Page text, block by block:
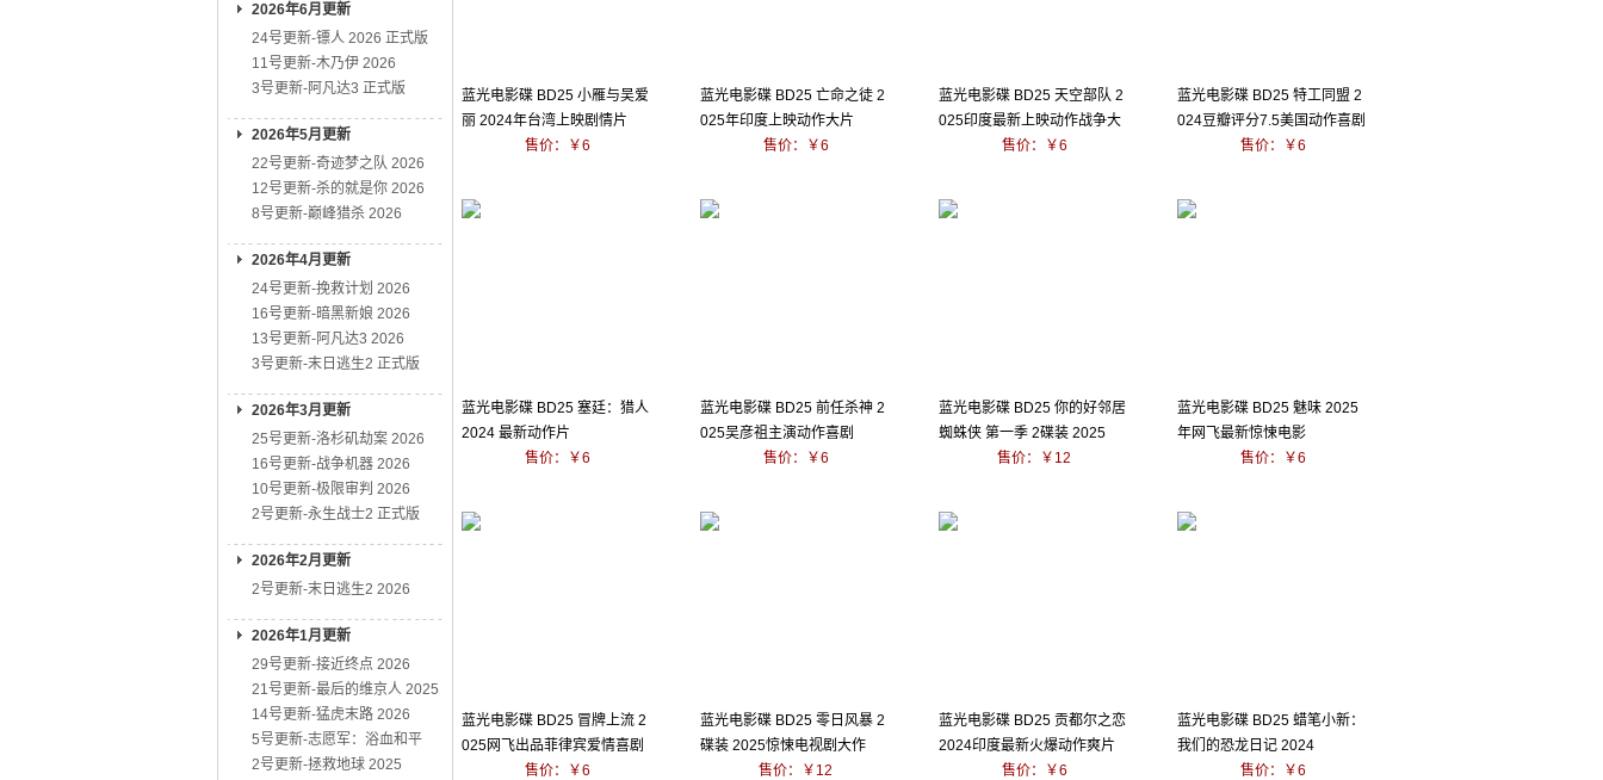
2026年6月更新
24号更新-镖人 2026 正式版
11号更新-木乃伊 2026
3号更新-阿凡达3 正式版
2026年5月更新
22号更新-奇迹梦之队 2026
12号更新-杀的就是你 2026
8号更新-巅峰猎杀 2026
2026年4月更新
24号更新-挽救计划 2026
16号更新-暗黑新娘 2026
13号更新-阿凡达3 2026
3号更新-末日逃生2 正式版
2026年3月更新
25号更新-洛杉矶劫案 2026
16号更新-战争机器 2026
10号更新-极限审判 2026
2号更新-永生战士2 正式版
2026年2月更新
2号更新-末日逃生2 2026
2026年1月更新
29号更新-接近终点 2026
21号更新-最后的维京人 2025
14号更新-猛虎末路 2026
5号更新-志愿军：浴血和平
2号更新-拯救地球 2025
蓝光电影碟 BD25 小雁与吴爱
丽 2024年台湾上映剧情片
售价：￥6
蓝光电影碟 BD25 亡命之徒 2
025年印度上映动作大片
售价：￥6
蓝光电影碟 BD25 天空部队 2
025印度最新上映动作战争大
售价：￥6
蓝光电影碟 BD25 特工同盟 2
024豆瓣评分7.5美国动作喜剧
售价：￥6
蓝光电影碟 BD25 塞廷：猎人
2024 最新动作片
售价：￥6
蓝光电影碟 BD25 前任杀神 2
025吴彦祖主演动作喜剧
售价：￥6
蓝光电影碟 BD25 你的好邻居
蜘蛛侠 第一季 2碟装 2025
售价：￥12
蓝光电影碟 BD25 魅味 2025
年网飞最新惊悚电影
售价：￥6
蓝光电影碟 BD25 冒牌上流 2
025网飞出品菲律宾爱情喜剧
售价：￥6
蓝光电影碟 BD25 零日风暴 2
碟装 2025惊悚电视剧大作
售价：￥12
蓝光电影碟 BD25 贡都尔之恋
2024印度最新火爆动作爽片
售价：￥6
蓝光电影碟 BD25 蜡笔小新：
我们的恐龙日记 2024
售价：￥6